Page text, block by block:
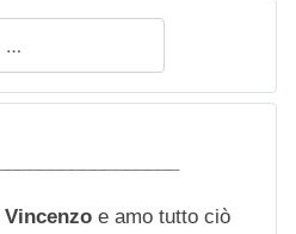
Vincenzo e amo tutto ciò